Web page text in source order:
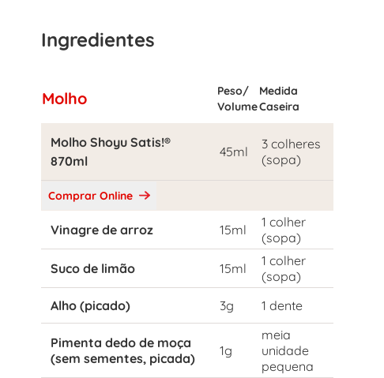
Ingredientes
Molho
Peso/
Volume
Medida
Caseira
Molho Shoyu Satis!®
870ml
45ml
3 colheres
(sopa)
Comprar Online
Vinagre de arroz 15ml
1 colher
(sopa)
Suco de limão
15ml
1 colher
(sopa)
Alho (picado)
3g 1 dente
Pimenta dedo de moça
(sem sementes, picada)
1g
meia
unidade
pequena